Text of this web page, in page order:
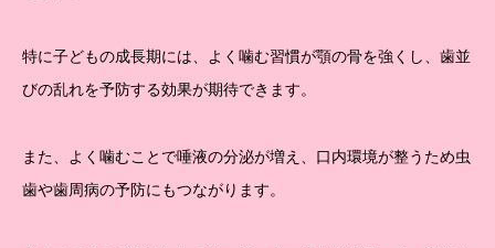
特に子どもの成長期には、よく噛む習慣が顎の骨を強くし、歯並
びの乱れを予防する効果が期待できます。
また、よく噛むことで唾液の分泌が増え、口内環境が整うため虫
歯や歯周病の予防にもつながります。